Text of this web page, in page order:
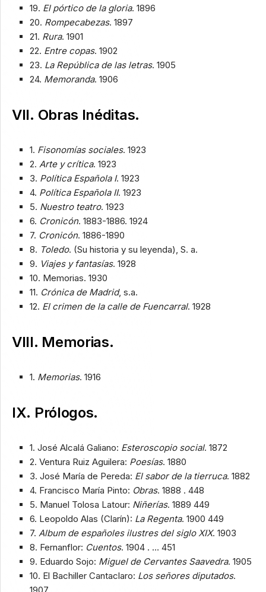
19. El pórtico de la gloria. 1896
20. Rompecabezas. 1897
21. Rura. 1901
22. Entre copas. 1902
23. La República de las letras. 1905
24. Memoranda. 1906
VII. Obras Inéditas.
1. Fisonomías sociales. 1923
2. Arte y crítica. 1923
3. Política Española I. 1923
4. Política Española II. 1923
5. Nuestro teatro. 1923
6. Cronicón. 1883-1886. 1924
7. Cronicón. 1886-1890
8. Toledo. (Su historia y su leyenda), S. a.
9. Viajes y fantasías. 1928
10. Memorias. 1930
11. Crónica de Madrid, s.a.
12. El crimen de la calle de Fuencarral. 1928
VIII. Memorias.
1. Memorias. 1916
IX. Prólogos.
1. José Alcalá Galiano: Esteroscopio social. 1872
2. Ventura Ruiz Aguilera: Poesías. 1880
3. José María de Pereda: El sabor de la tierruca. 1882
4. Francisco María Pinto: Obras. 1888 . 448
5. Manuel Tolosa Latour: Niñerías. 1889 449
6. Leopoldo Alas (Clarín): La Regenta. 1900 449
7. Album de españoles ilustres del siglo XIX. 1903
8. Fernanflor: Cuentos. 1904 . … 451
9. Eduardo Sojo: Miguel de Cervantes Saavedra. 1905
10. El Bachiller Cantaclaro: Los señores diputados.